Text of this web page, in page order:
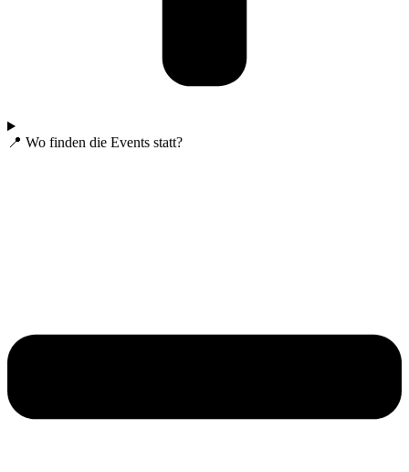
📍 Wo finden die Events statt?